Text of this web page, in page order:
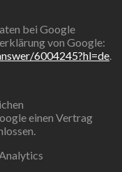
bei Google
von Google:
6004245?hl=de.
einen Vertrag